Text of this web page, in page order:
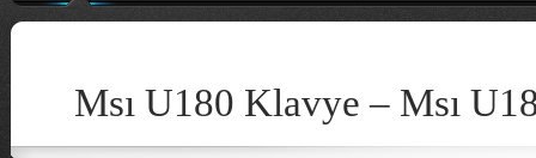
Msı U180 Klavye – Msı